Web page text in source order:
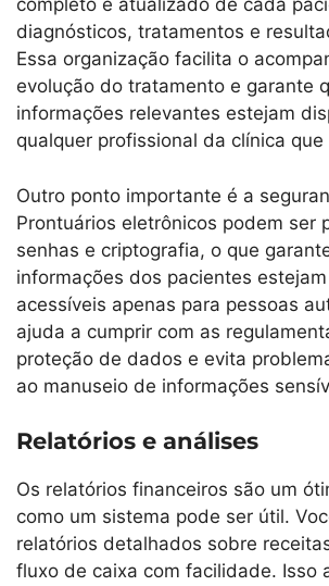
completo e atualizado de cada
diagnósticos, tratamentos e
Essa organização facilita o
evolução do tratamento e garante
informações relevantes estejam
qualquer profissional da clínica
Outro ponto importante é a
Prontuários eletrônicos podem ser
senhas e criptografia, o que
informações dos pacientes
acessíveis apenas para pessoas
ajuda a cumprir com as
proteção de dados e evita
ao manuseio de informações
Relatórios e análises
Os relatórios financeiros são um
como um sistema pode ser útil.
relatórios detalhados sobre
fluxo de caixa com facilidade. Isso